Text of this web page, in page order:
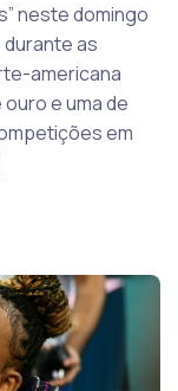
neste domingo
as
americana
e uma de
em